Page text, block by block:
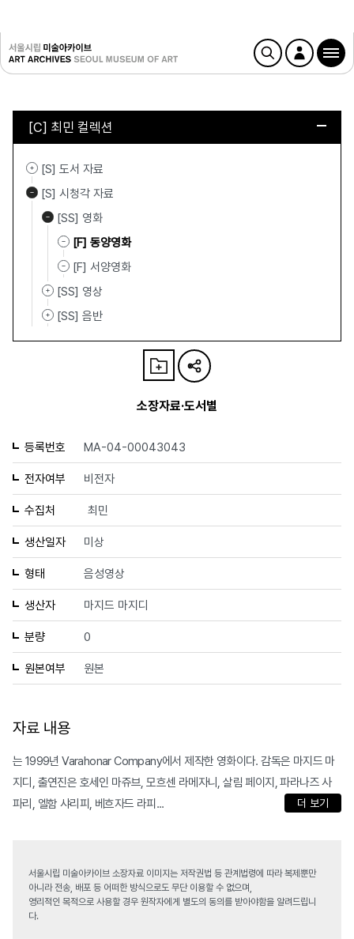
[C] 최민 컬렉션
[S] 도서 자료
[S] 시청각 자료
[SS] 영화
[F] 동양영화
[F] 서양영화
[SS] 영상
[SS] 음반
소장자료·도서별
등록번호 MA-04-00043043
전자여부 비전자
수집처 최민
생산일자 미상
형태 음성영상
생산자 마지드 마지디
분량 0
원본여부 원본
자료 내용
는 1999년 Varahonar Company에서 제작한 영화이다. 감독은 마지드 마
지디, 출연진은 호세인 마쥬브, 모흐센 라메자니, 살림 페이지, 파라나즈 사
파리, 엘함 샤리피, 베흐자드 라피...
더 보기
서울시립 미술아카이브 소장자료 이미지는 저작권법 등 관계법령에 따라 복제뿐만
아니라 전송, 배포 등 어떠한 방식으로도 무단 이용할 수 없으며,
영리적인 목적으로 사용할 경우 원작자에게 별도의 동의를 받아야함을 알려드립니
다.